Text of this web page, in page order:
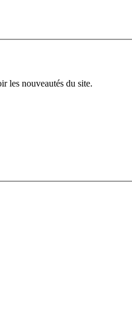
les nouveautés du site.